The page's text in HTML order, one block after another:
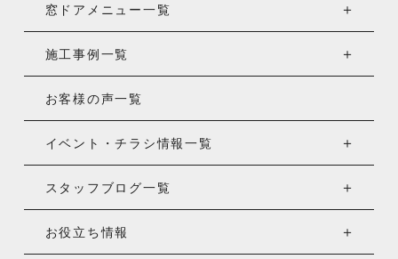
窓ドアメニュー一覧
施工事例一覧
お客様の声一覧
イベント・チラシ情報一覧
スタッフブログ一覧
お役立ち情報